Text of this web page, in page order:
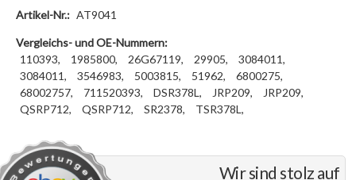
Wir sind stolz auf
Artikel-Nr.: AT9041
Vergleichs- und OE-Nummern:
110393,
1985800, 26G67119, 29905,
3084011,
3084011,
3546983, 5003815, 51962,
6800275,
68002757,
711520393, DSR378L, JRP209,
JRP209,
QSRP712,
QSRP712, SR2378, TSR378L,